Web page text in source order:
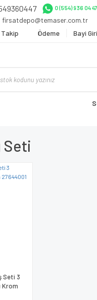
0 (554) 936 04 47
firsatdepo@temaser.com.tr
Ödeme Bayi
Seti
Seti 3
Krom